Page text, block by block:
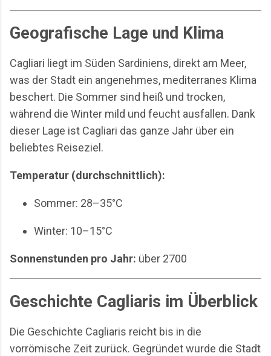
Geografische Lage und Klima
Cagliari liegt im Süden Sardiniens, direkt am Meer,
was der Stadt ein angenehmes, mediterranes Klima
beschert. Die Sommer sind heiß und trocken,
während die Winter mild und feucht ausfallen. Dank
dieser Lage ist Cagliari das ganze Jahr über ein
beliebtes Reiseziel.
Temperatur (durchschnittlich):
Sommer: 28–35°C
Winter: 10–15°C
Sonnenstunden pro Jahr: über 2700
Geschichte Cagliaris im Überblick
Die Geschichte Cagliaris reicht bis in die
vorrömische Zeit zurück. Gegründet wurde die Stadt